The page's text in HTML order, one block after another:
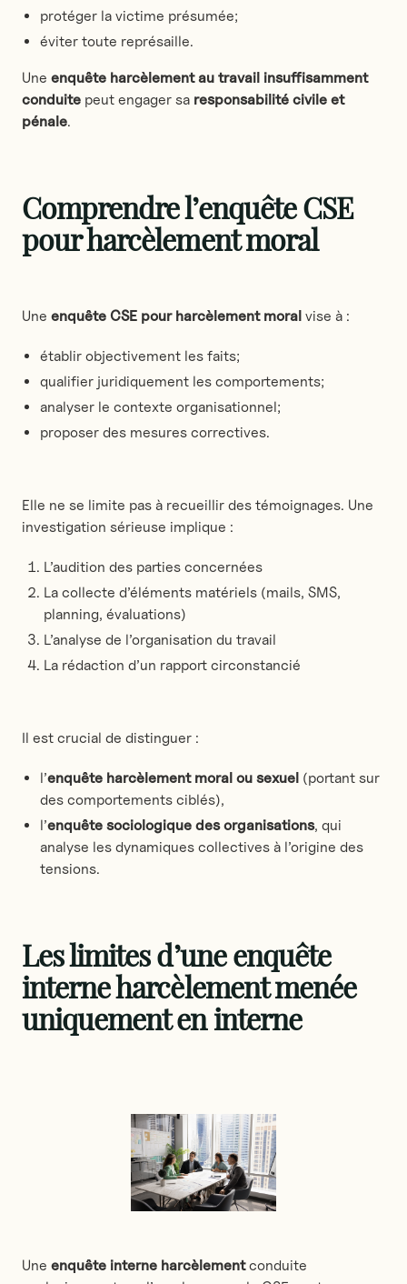
protéger la victime présumée;
éviter toute représaille.
Une enquête harcèlement au travail insuffisamment
conduite peut engager sa responsabilité civile et
pénale.
Comprendre l’enquête CSE
pour harcèlement moral
Une enquête CSE pour harcèlement moral vise à :
établir objectivement les faits;
qualifier juridiquement les comportements;
analyser le contexte organisationnel;
proposer des mesures correctives.
Elle ne se limite pas à recueillir des témoignages. Une
investigation sérieuse implique :
L’audition des parties concernées
La collecte d’éléments matériels (mails, SMS,
planning, évaluations)
L’analyse de l’organisation du travail
La rédaction d’un rapport circonstancié
Il est crucial de distinguer :
l’enquête harcèlement moral ou sexuel (portant sur
des comportements ciblés),
l’enquête sociologique des organisations, qui
analyse les dynamiques collectives à l’origine des
tensions.
Les limites d’une enquête
interne harcèlement menée
uniquement en interne
Une enquête interne harcèlementconduite